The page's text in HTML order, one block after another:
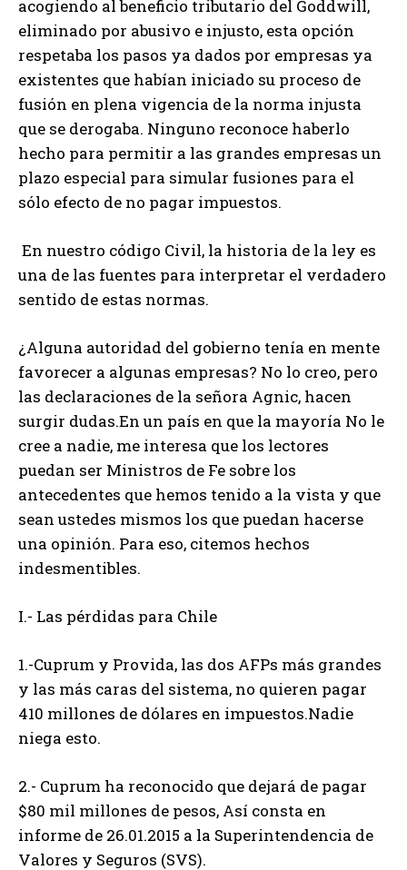
acogiendo al beneficio tributario del Goddwill,
eliminado por abusivo e injusto, esta opción
respetaba los pasos ya dados por empresas ya
existentes que habían iniciado su proceso de
fusión en plena vigencia de la norma injusta
que se derogaba. Ninguno reconoce haberlo
hecho para permitir a las grandes empresas un
plazo especial para simular fusiones para el
sólo efecto de no pagar impuestos.
En nuestro código Civil, la historia de la ley es
una de las fuentes para interpretar el verdadero
sentido de estas normas.
¿Alguna autoridad del gobierno tenía en mente
favorecer a algunas empresas? No lo creo, pero
las declaraciones de la señora Agnic, hacen
surgir dudas.En un país en que la mayoría No le
cree a nadie, me interesa que los lectores
puedan ser Ministros de Fe sobre los
antecedentes que hemos tenido a la vista y que
sean ustedes mismos los que puedan hacerse
una opinión. Para eso, citemos hechos
indesmentibles.
I.- Las pérdidas para Chile
1.-Cuprum y Provida, las dos AFPs más grandes
y las más caras del sistema, no quieren pagar
410 millones de dólares en impuestos.Nadie
niega esto.
2.- Cuprum ha reconocido que dejará de pagar
$80 mil millones de pesos, Así consta en
informe de 26.01.2015 a la Superintendencia de
Valores y Seguros (SVS).